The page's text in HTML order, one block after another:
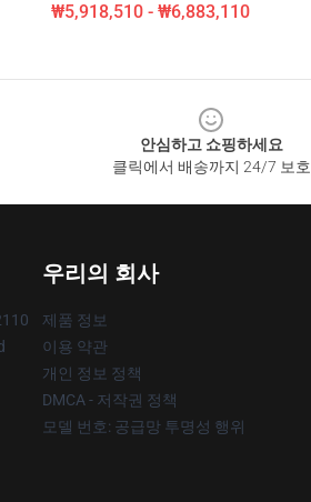
₩5,918,510 - ₩6,883,110
안심하고 쇼핑하세요
클릭에서 배송까지 24/7 보호
우리의 회사
제품 정보
이용 약관
개인 정보 정책
DMCA - 저작권 정책
모델 번호: 공급망 투명성 행위